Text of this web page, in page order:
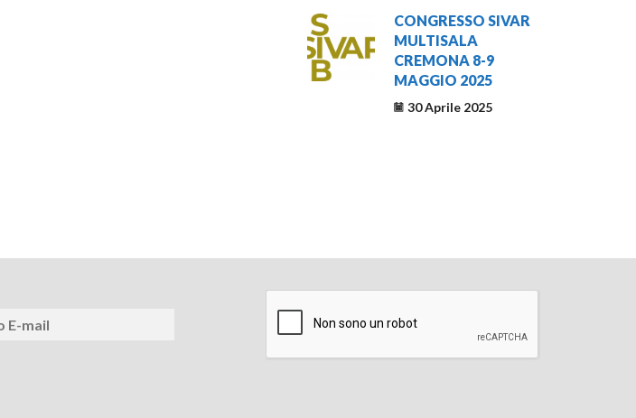
CONGRESSO SIVAR
MULTISALA
CREMONA 8-9
MAGGIO 2025
30 Aprile 2025